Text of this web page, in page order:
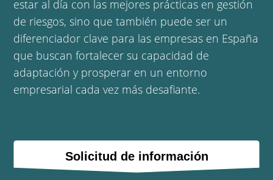
estar al día con las mejores prácticas en gestión
de riesgos, sino que también puede ser un
diferenciador clave para las empresas en España
que buscan fortalecer su capacidad de
adaptación y prosperar en un entorno
empresarial cada vez más desafiante.
Solicitud de información